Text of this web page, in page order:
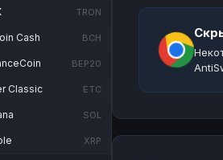
TRON
Cash BCH
BEP20
Classic ETC
SOL
XRP